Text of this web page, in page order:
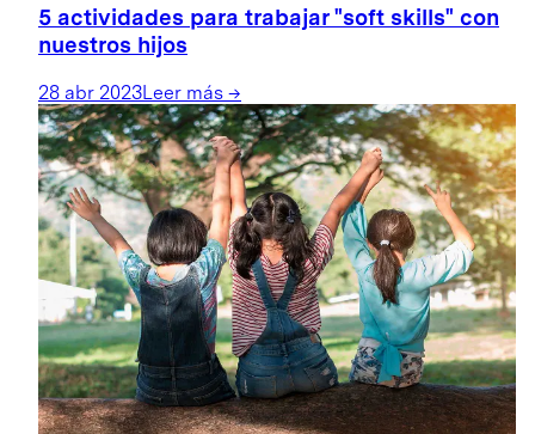
5 actividades para trabajar "soft skills" con
nuestros hijos
28 abr 2023Leer más →